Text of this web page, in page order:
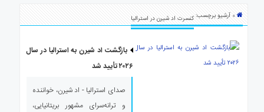
استرالیا
ارتباط
» آرشیو برچسب:کنسرت اد شیرن در استرالیا
بازگشت اد شیرن به استرالیا در سال
۲۰۲۶ تأیید شد
صدای استرالیا - اد شیرن، خواننده
و ترانه‌سرای مشهور بریتانیایی،